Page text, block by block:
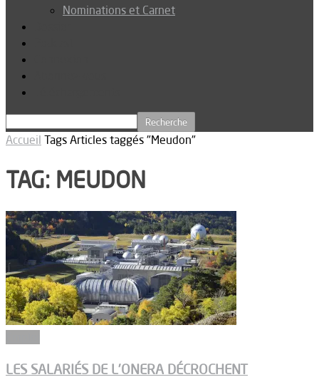
Nominations et Carnet
Accueil Tags Articles taggés "Meudon"
TAG: MEUDON
LES SALARIÉS DE L’ONERA DÉCROCHENT